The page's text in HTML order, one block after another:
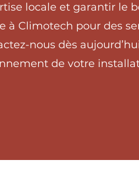
locale et garantir le
à Climotech pour des
nous dès
de votre